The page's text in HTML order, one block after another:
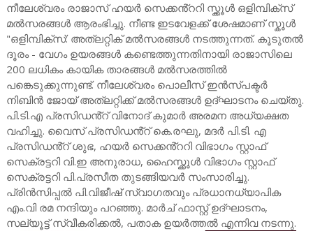
നീലേശ്വരം രാജാസ് ഹയർ സെക്കൻ്ററി സ്ക്കൂൾ ഒളിമ്പിക്സ്
മൽസരങ്ങൾ ആരംഭിച്ചു. നീണ്ട ഇടവേളക്ക് ശേഷമാണ് സ്കൂൾ
"ഒളിമ്പിക്സ്: അത്ലറ്റിക് മൽസരങ്ങൾ നടത്തുന്നത്. കൂടുതൽ
ദൂരം - വേഗം ഉയരങ്ങൾ കണ്ടെത്തുന്നതിനായി രാജാസിലെ
200 ലധികം കായിക താരങ്ങൾ മൽസരത്തിൽ
പങ്കെടുക്കുന്നുണ്ട്. നീലേശ്വരം പൊലീസ് ഇൻസ്പക്ടർ
നിബിൻ ജോയ് അത്ലറ്റിക്ക് മൽസരങ്ങൾ ഉദ്ഘാടനം ചെയ്തു.
പി.ടി.എ പ്രസിഡൻ്റ് വിനോദ് കുമാർ അരമന അധ്യക്ഷത
വഹിച്ചു. വൈസ് പ്രസിഡൻ്റ് കെ.രഘു, മദർ പി.ടി. എ
പ്രസിഡൻ്റ് ശുഭ, ഹയർ സെക്കൻ്ററി വിഭാഗം സ്റ്റാഫ്
സെക്രട്ടറി വി.ഇ അനുരാധ, ഹൈസ്ക്കൂൾ വിഭാഗം സ്റ്റാഫ്
സെക്രട്ടറി പി.പ്രസീത തുടങ്ങിയവർ സംസാരിച്ചു.
പ്രിൻസിപ്പൽ പി.വിജീഷ് സ്വാഗതവും പ്രധാനധ്യാപിക
എം.വി രമ നന്ദിയും പറഞ്ഞു. മാർച് ഫാസ്റ്റ് ഉദ്ഘാടനം,
സല്യൂട്ട് സ്വീകരിക്കൽ, പതാക ഉയർത്തൽ എന്നിവ നടന്നു.